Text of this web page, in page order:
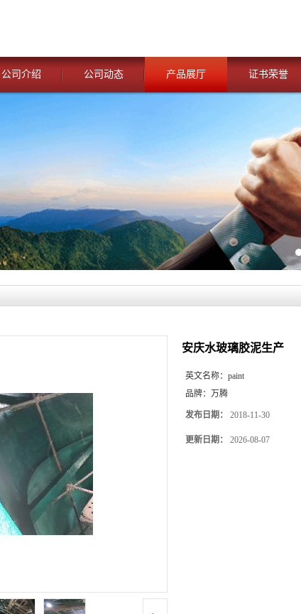
公司介绍 公司动态 产品展厅 证书荣誉
安庆水玻璃胶泥生产
英文名称： paint
品牌： 万腾
发布日期： 2018-11-30
更新日期： 2026-08-07